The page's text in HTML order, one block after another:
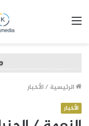
الرئيسية /الأخبار
الأخبار